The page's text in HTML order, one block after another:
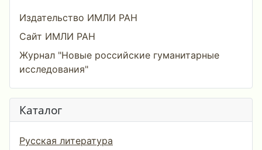
Издательство ИМЛИ РАН
Сайт ИМЛИ РАН
Журнал "Новые российские гуманитарные
исследования"
Каталог
Русская литература